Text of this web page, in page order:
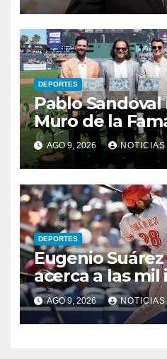
DEPORTES
Pablo
Muro de la
Francisco
AGO 9, 2026
DEPORTES
Eugenio
acerca a las
AGO 9, 2026